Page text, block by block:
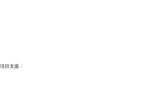
項目支援：